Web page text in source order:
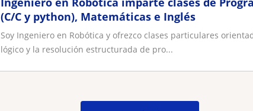
(C/C y python), Matemáticas e Inglés
Soy Ingeniero en Robótica y ofrezco clases particulares
lógico y la resolución estructurada de pro...